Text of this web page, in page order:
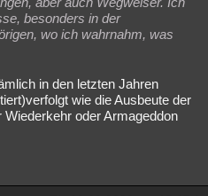
besonders in der
wo ich wahrnahm, was
in den letzten Jahren
wie die Ausbeute der
oder Armageddon